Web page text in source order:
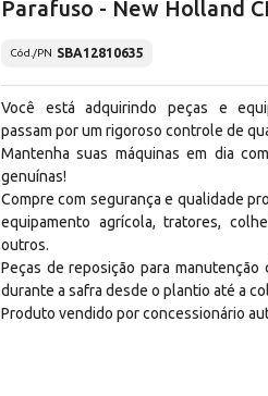
Parafuso - New Holland
Cód./PN SBA12810635
Você está adquirindo peças e
passam por um rigoroso controle de
Mantenha suas máquinas em dia
genuínas!
Compre com segurança e qualidade
equipamento agrícola, tratores,
outros.
Peças de reposição para manutenção
durante a safra desde o plantio até a
Produto vendido por concessionário